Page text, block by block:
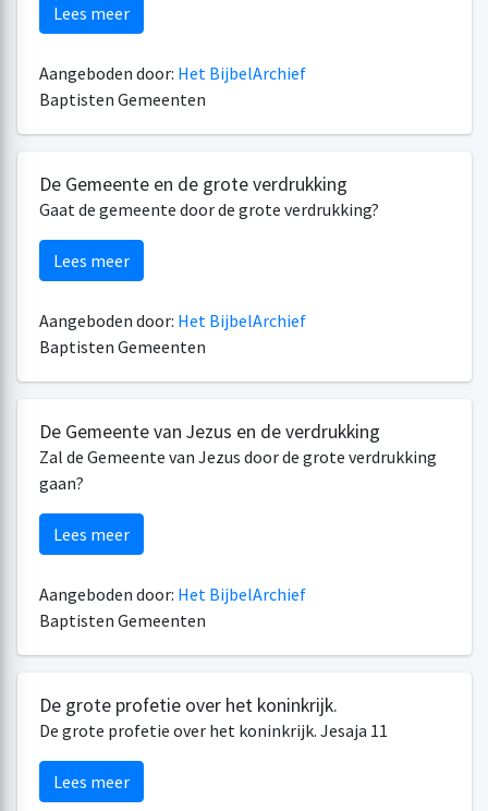
Lees meer
Aangeboden door: Het BijbelArchief
Baptisten Gemeenten
De Gemeente en de grote verdrukking
Gaat de gemeente door de grote verdrukking?
Lees meer
Aangeboden door: Het BijbelArchief
Baptisten Gemeenten
De Gemeente van Jezus en de verdrukking
Zal de Gemeente van Jezus door de grote verdrukking
gaan?
Lees meer
Aangeboden door: Het BijbelArchief
Baptisten Gemeenten
De grote profetie over het koninkrijk.
De grote profetie over het koninkrijk. Jesaja 11
Lees meer